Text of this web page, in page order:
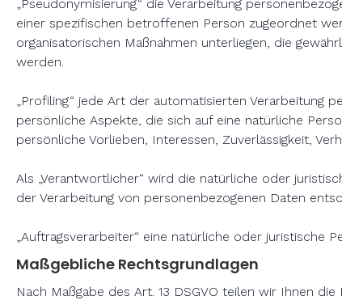
„Pseudonymisierung“ die Verarbeitung
einer spezifischen betroffenen Person zugeordnet
organisatorischen Maßnahmen unterliegen, die
werden.
„Profiling“ jede Art der automatisierten Verarbeitung
persönliche Aspekte, die sich auf eine natürliche
persönliche Vorlieben, Interessen, Zuverlässigkeit,
Als „Verantwortlicher“ wird die natürliche oder
der Verarbeitung von personenbezogenen Daten
„Auftragsverarbeiter“ eine natürliche oder juristische
Maßgebliche Rechtsgrundlagen
Nach Maßgabe des Art. 13 DSGVO teilen wir Ihnen